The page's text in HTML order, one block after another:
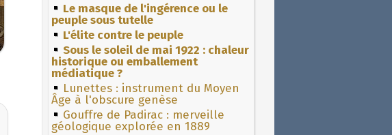
Le masque de l'ingérence ou le
peuple sous tutelle
L'élite contre le peuple
Sous le soleil de mai 1922 : chaleur
historique ou emballement
médiatique ?
Lunettes : instrument du Moyen
Âge à l'obscure genèse
Gouffre de Padirac : merveille
géologique explorée en 1889